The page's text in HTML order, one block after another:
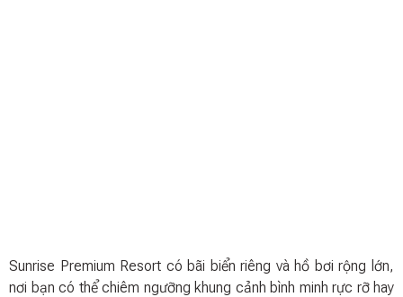
Sunrise Premium Resort có bãi biển riêng và hồ bơi rộng lớn,
nơi bạn có thể chiêm ngưỡng khung cảnh bình minh rực rỡ hay